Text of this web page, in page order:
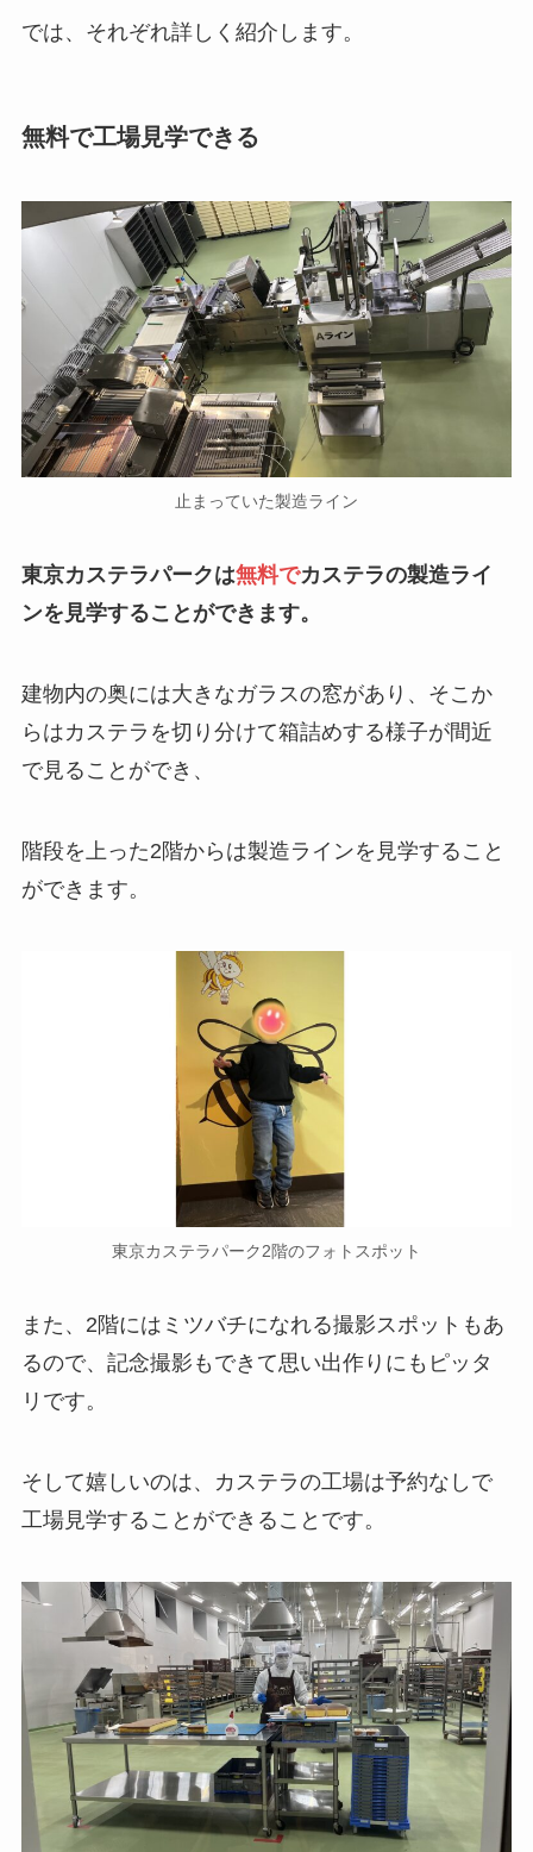
では、それぞれ詳しく紹介します。
無料で工場見学できる
止まっていた製造ライン
東京カステラパークは無料でカステラの製造ライ
ンを見学することができます。
建物内の奥には大きなガラスの窓があり、そこか
らはカステラを切り分けて箱詰めする様子が間近
で見ることができ、
階段を上った2階からは製造ラインを見学すること
ができます。
東京カステラパーク2階のフォトスポット
また、2階にはミツバチになれる撮影スポットもあ
るので、記念撮影もできて思い出作りにもピッタ
リです。
そして嬉しいのは、カステラの工場は予約なしで
工場見学することができることです。